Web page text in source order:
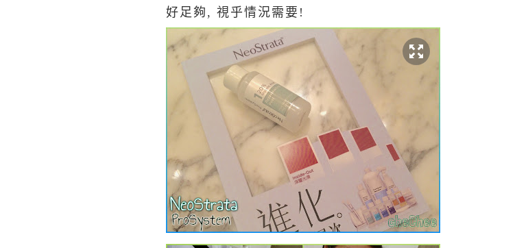
好足夠, 視乎情況需要!